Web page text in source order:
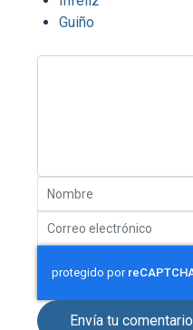
Guiño
Envía tu comentario